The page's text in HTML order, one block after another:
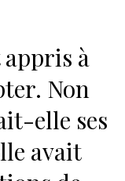
à
Non
elle ses
avait